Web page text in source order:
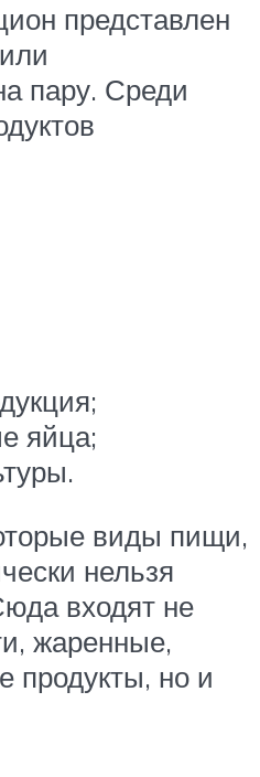
представлен
пару. Среди
яйца;
виды пищи,
нельзя
входят не
жаренные,
продукты, но и